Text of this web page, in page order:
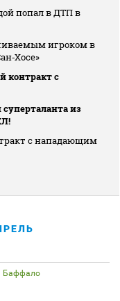
попал в ДТП в
игроком в
контракт с
из
с нападающим
Баффало